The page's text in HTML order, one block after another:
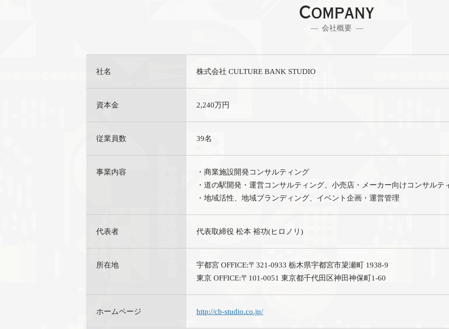
Company
会社概要
社名 株式会社 CULTURE BANK STUDIO
資本金 2,240万円
従業員数 39名
事業内容
・商業施設開発コンサルティング
・道の駅開発・運営コンサルティング、小売店・メーカー向けコンサルテ
・地域活性、地域ブランディング、イベント企画・運営管理
代表者 代表取締役 松本 裕功(ヒロノリ)
所在地
宇都宮 OFFICE:〒321-0933 栃木県宇都宮市簗瀬町 1938-9
東京 OFFICE:〒101-0051 東京都千代田区神田神保町1-60
ホームページ http://cb-studio.co.jp/